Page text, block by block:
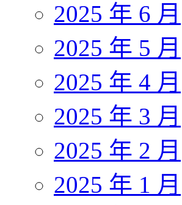
2025 年 6 月
2025 年 5 月
2025 年 4 月
2025 年 3 月
2025 年 2 月
2025 年 1 月